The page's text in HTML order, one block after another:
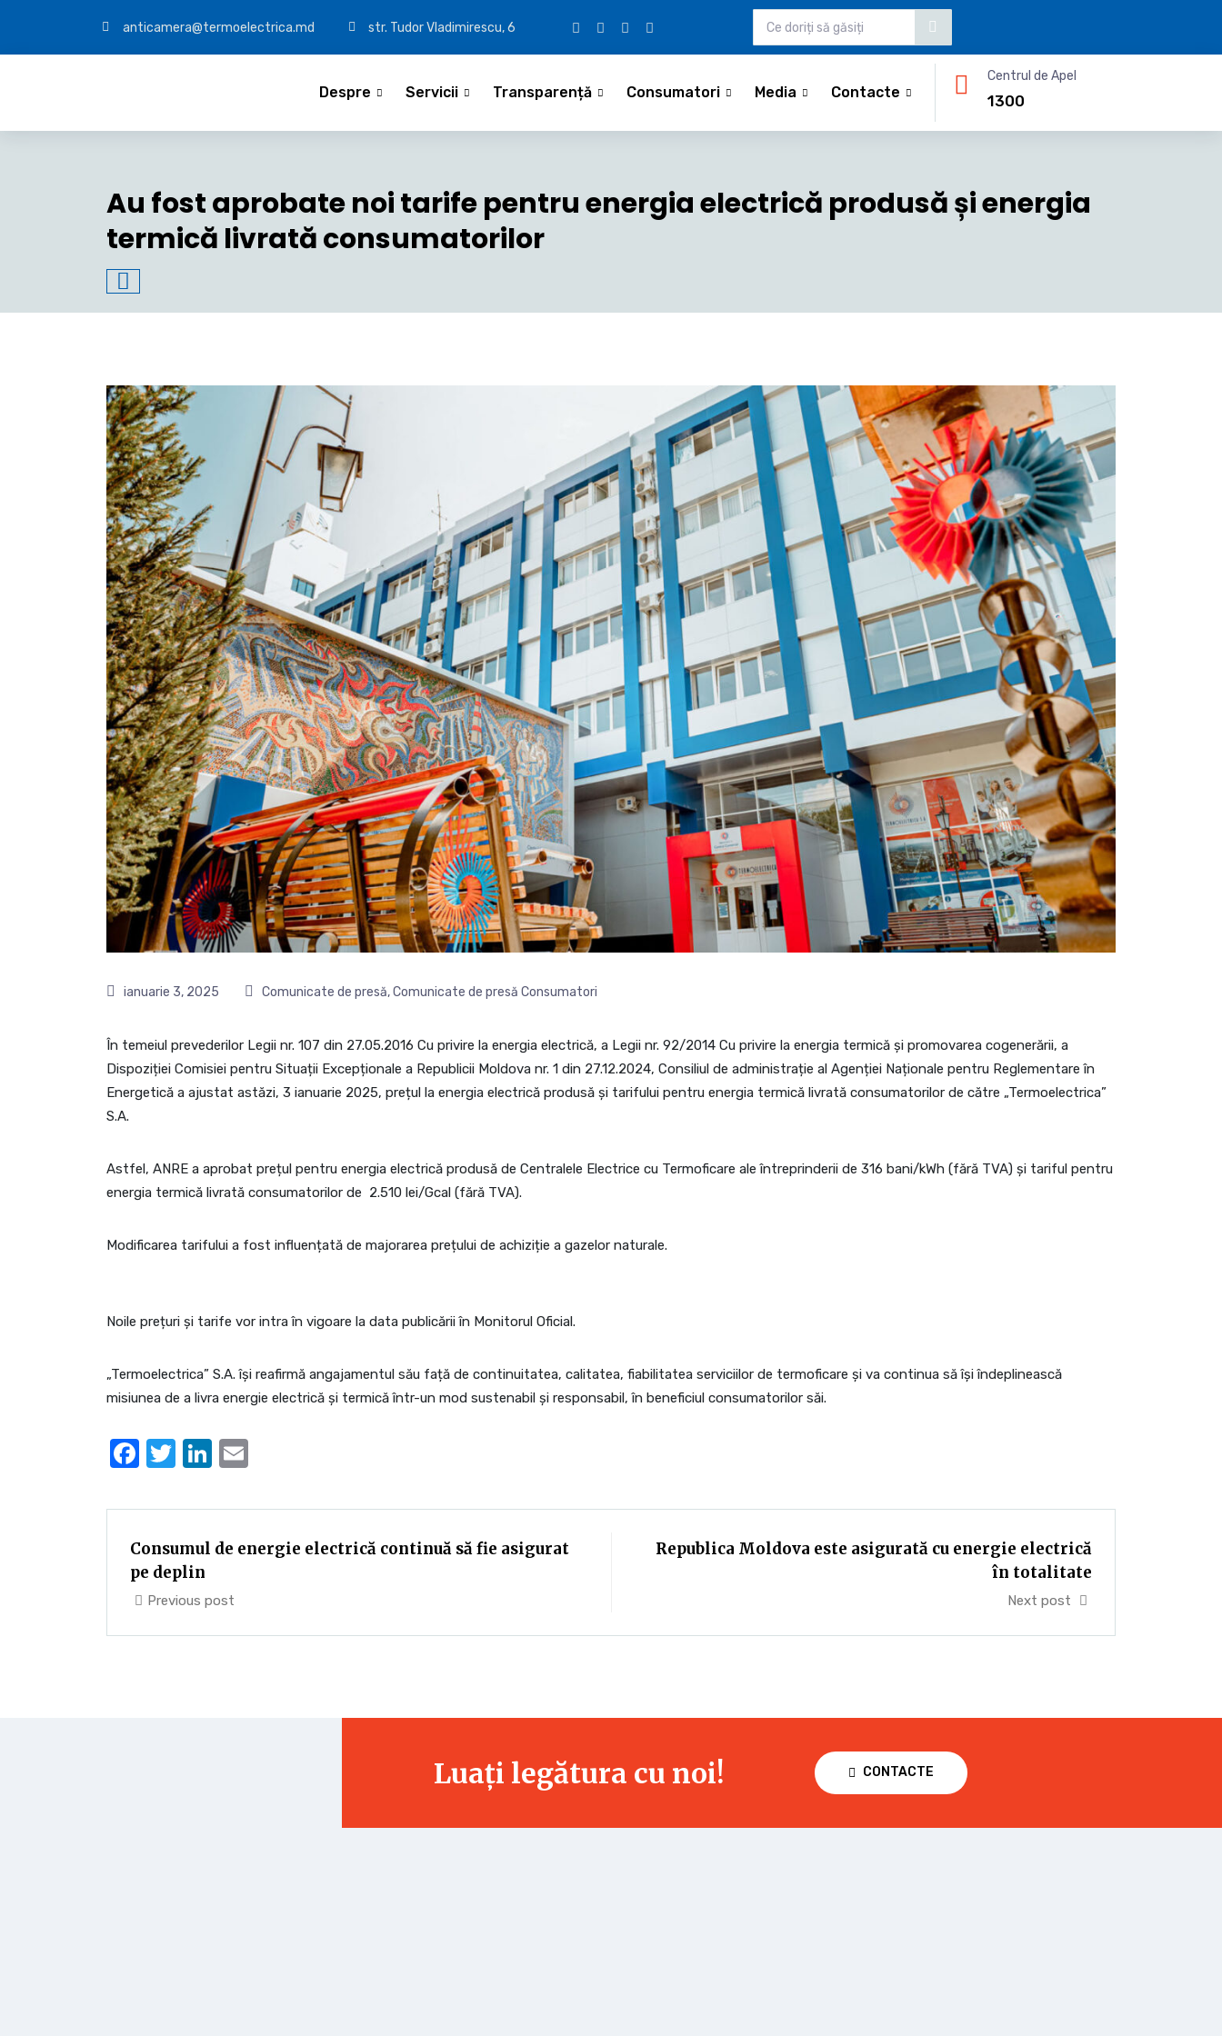
anticamera@termoelectrica.md str. Tudor Vladimirescu, 6
Despre Servicii Transparență Consumatori Media Contacte
Centrul de Apel
1300
Au fost aprobate noi tarife pentru energia electrică produsă și energia
termică livrată consumatorilor
ianuarie 3, 2025 Comunicate de presă,Comunicate de presă Consumatori
În temeiul prevederilor Legii nr. 107 din 27.05.2016 Cu privire la energia electrică, a Legii nr. 92/2014 Cu privire la energia termică și promovarea cogenerării, a
Dispoziției Comisiei pentru Situații Excepționale a Republicii Moldova nr. 1 din 27.12.2024, Consiliul de administrație al Agenției Naționale pentru Reglementare în
Energetică a ajustat astăzi, 3 ianuarie 2025, prețul la energia electrică produsă și tarifului pentru energia termică livrată consumatorilor de către „Termoelectrica”
S.A.
Astfel, ANRE a aprobat prețul pentru energia electrică produsă de Centralele Electrice cu Termoficare ale întreprinderii de 316 bani/kWh (fără TVA) și tariful pentru
energia termică livrată consumatorilor de 2.510 lei/Gcal (fără TVA).
Modificarea tarifului a fost influențată de majorarea prețului de achiziție a gazelor naturale.
Noile prețuri și tarife vor intra în vigoare la data publicării în Monitorul Oficial.
„Termoelectrica” S.A. își reafirmă angajamentul său față de continuitatea, calitatea, fiabilitatea serviciilor de termoficare și va continua să își îndeplinească
misiunea de a livra energie electrică și termică într-un mod sustenabil și responsabil, în beneficiul consumatorilor săi.
Facebook
TwitterLinkedIn
Consumul de energie electrică continuă să fie asigurat
pe deplin
Previous post
Republica Moldova este asigurată cu energie electrică
în totalitate
Next post
Luați legătura cu noi! CONTACTE